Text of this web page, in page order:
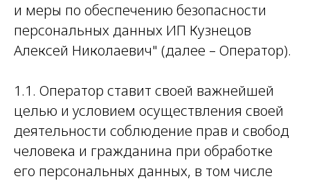
и меры по обеспечению безопасности
персональных данных ИП Кузнецов
Алексей Николаевич" (далее – Оператор).
1.1. Оператор ставит своей важнейшей
целью и условием осуществления своей
деятельности соблюдение прав и свобод
человека и гражданина при обработке
его персональных данных, в том числе